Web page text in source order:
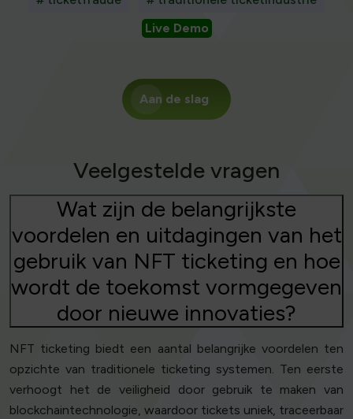
Live Demo
Aan de slag
Veelgestelde vragen
Wat zijn de belangrijkste
voordelen en uitdagingen van het
gebruik van NFT ticketing en hoe
wordt de toekomst vormgegeven
door nieuwe innovaties?
NFT ticketing biedt een aantal belangrijke voordelen ten
opzichte van traditionele ticketing systemen. Ten eerste
verhoogt het de veiligheid door gebruik te maken van
blockchaintechnologie, waardoor tickets uniek, traceerbaar